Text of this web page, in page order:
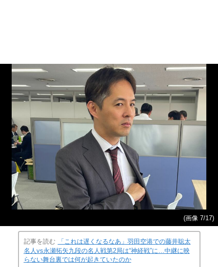
(画像 7/17)
記事を読む
「これは遅くなるなあ」羽田空港での藤井聡太
名人vs永瀬拓矢九段の名人戦第2局は“神経戦”に…中継に映
らない舞台裏では何が起きていたのか